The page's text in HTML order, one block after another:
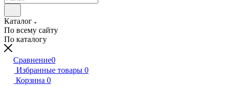
Каталог
По всему сайту
По каталогу
Сравнение0
Избранные товары 0
Корзина 0